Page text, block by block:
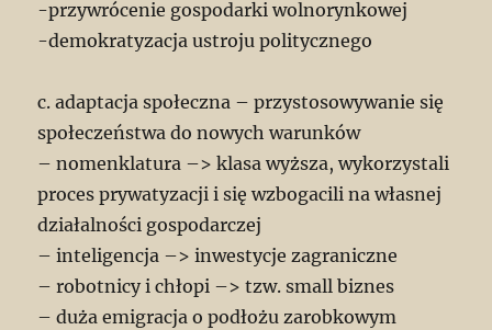
-przywrócenie gospodarki wolnorynkowej
-demokratyzacja ustroju politycznego
c. adaptacja społeczna – przystosowywanie się
społeczeństwa do nowych warunków
– nomenklatura –> klasa wyższa, wykorzystali
proces prywatyzacji i się wzbogacili na własnej
działalności gospodarczej
– inteligencja –> inwestycje zagraniczne
– robotnicy i chłopi –> tzw. small biznes
– duża emigracja o podłożu zarobkowym